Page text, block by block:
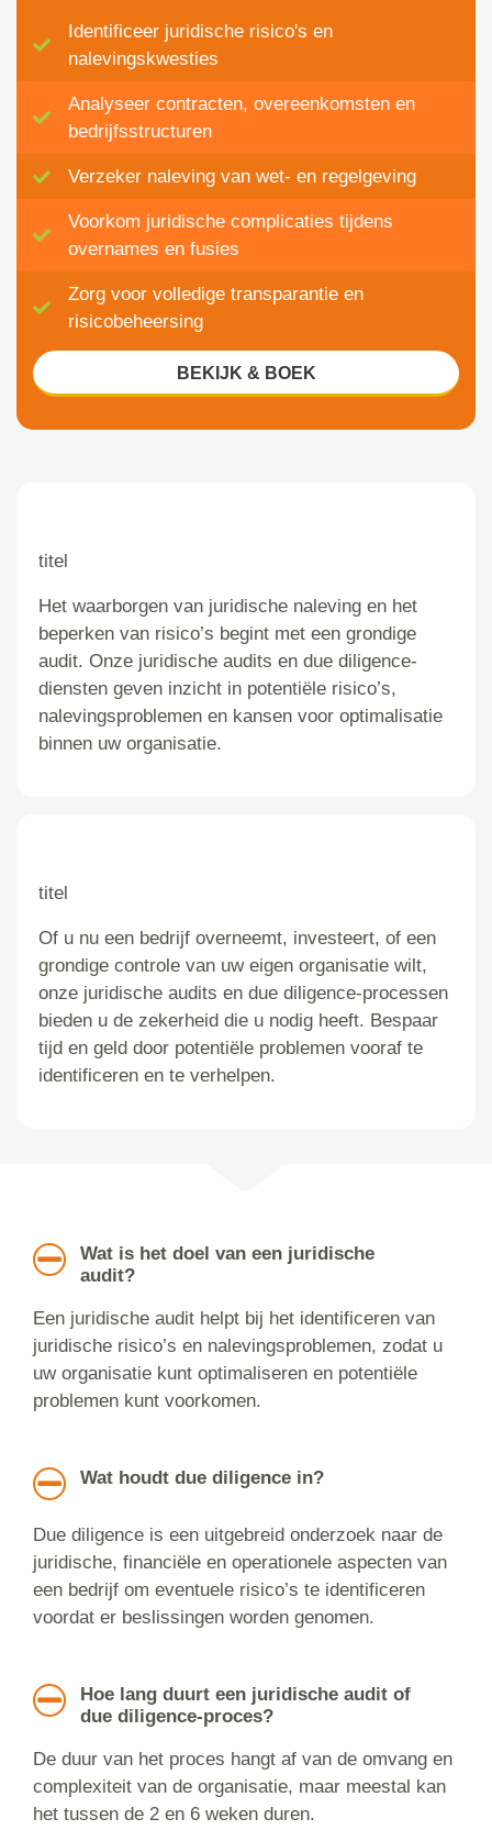
titel
Het waarborgen van juridische naleving en het
beperken van risico’s begint met een grondige
audit. Onze juridische audits en due diligence-
diensten geven inzicht in potentiële risico’s,
nalevingsproblemen en kansen voor optimalisatie
binnen uw organisatie.
Identificeer juridische risico's en
nalevingskwesties
Analyseer contracten, overeenkomsten en
bedrijfsstructuren
Verzeker naleving van wet- en regelgeving
Voorkom juridische complicaties tijdens
overnames en fusies
Zorg voor volledige transparantie en
risicobeheersing
BEKIJK & BOEK
titel
Of u nu een bedrijf overneemt, investeert, of een
grondige controle van uw eigen organisatie wilt,
onze juridische audits en due diligence-processen
bieden u de zekerheid die u nodig heeft. Bespaar
tijd en geld door potentiële problemen vooraf te
identificeren en te verhelpen.
Wat is het doel van een juridische
audit?
Een juridische audit helpt bij het identificeren van
juridische risico’s en nalevingsproblemen, zodat u
uw organisatie kunt optimaliseren en potentiële
problemen kunt voorkomen.
Wat houdt due diligence in?
Due diligence is een uitgebreid onderzoek naar de
juridische, financiële en operationele aspecten van
een bedrijf om eventuele risico’s te identificeren
voordat er beslissingen worden genomen.
Hoe lang duurt een juridische audit of
due diligence-proces?
De duur van het proces hangt af van de omvang en
complexiteit van de organisatie, maar meestal kan
het tussen de 2 en 6 weken duren.